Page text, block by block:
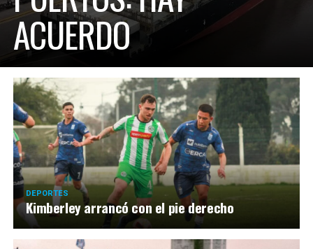
ACUERDO
DEPORTES
Kimberley arrancó con el pie derecho